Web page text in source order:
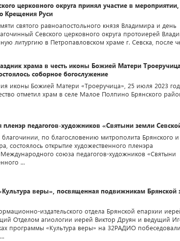
церковного округа принял участие в мероприятии,
Крещения Руси
святого равноапостольного князя Владимира и день
Севского церковного округа протоиерей
литургию в Петропавловском храме г. Севска, после
храма в честь иконы Божией Матери
соборное богослужение
иконы Божией Матери «Троеручица», 25 июля 2023
отметил храм в селе Малое Полпино Брянского
пленэр педагогов-художников «Святыни земли
по благословению митрополита Брянского и
состоялось открытие художественного пленэра
Международного союза педагогов-художников «Святыни
...
веры», посвященная подвижникам Брянской
издательского отдела Брянской епархии
Отделом агиологии иерей Виктор Друян и ведущий
программы «Культура веры» на 32РАДИО